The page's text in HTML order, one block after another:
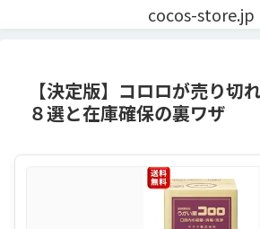
cocos-store.jp
【決定版】コロロが売り切
８選と在庫確保の裏ワザ